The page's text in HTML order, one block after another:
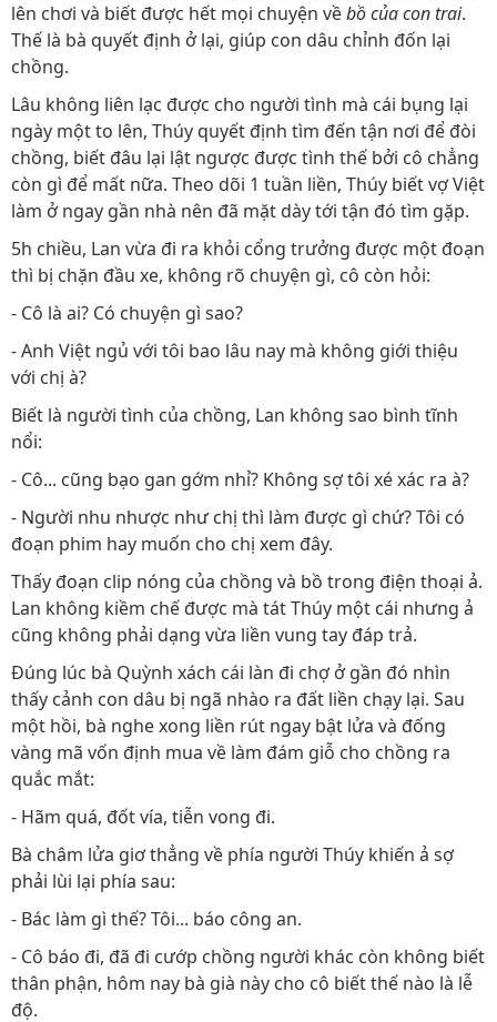
lên chơi và biết được hết mọi chuyện vềbồ của con trai.
Thế là bà quyết định ở lại, giúp con dâu chỉnh đốn lại
chồng.
Lâu không liên lạc được cho người tình mà cái bụng lại
ngày một to lên, Thúy quyết định tìm đến tận nơi để đòi
chồng, biết đâu lại lật ngược được tình thế bởi cô chẳng
còn gì để mất nữa. Theo dõi 1 tuần liền, Thúy biết vợ Việt
làm ở ngay gần nhà nên đã mặt dày tới tận đó tìm gặp.
5h chiều, Lan vừa đi ra khỏi cổng trưởng được một đoạn
thì bị chặn đầu xe, không rõ chuyện gì, cô còn hỏi:
- Cô là ai? Có chuyện gì sao?
- Anh Việt ngủ với tôi bao lâu nay mà không giới thiệu
với chị à?
Biết là người tình của chồng, Lan không sao bình tĩnh
nổi:
- Cô... cũng bạo gan gớm nhỉ? Không sợ tôi xé xác ra à?
- Người nhu nhược như chị thì làm được gì chứ? Tôi có
đoạn phim hay muốn cho chị xem đây.
Thấy đoạn clip nóng của chồng và bồ trong điện thoại ả.
Lan không kiềm chế được mà tát Thúy một cái nhưng ả
cũng không phải dạng vừa liền vung tay đáp trả.
Đúng lúc bà Quỳnh xách cái làn đi chợ ở gần đó nhìn
thấy cảnh con dâu bị ngã nhào ra đất liền chạy lại. Sau
một hồi, bà nghe xong liền rút ngay bật lửa và đống
vàng mã vốn định mua về làm đám giỗ cho chồng ra
quắc mắt:
- Hãm quá, đốt vía, tiễn vong đi.
Bà châm lửa giơ thẳng về phía người Thúy khiến ả sợ
phải lùi lại phía sau:
- Bác làm gì thế? Tôi... báo công an.
- Cô báo đi, đã đi cướp chồng người khác còn không biết
thân phận, hôm nay bà già này cho cô biết thế nào là lễ
độ.